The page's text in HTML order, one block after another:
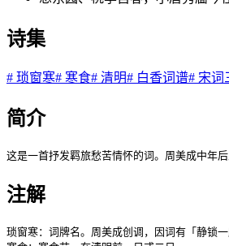
诗集
# 琐窗寒# 寒食# 清明# 白香词谱# 宋词
简介
这是一首抒发羁旅愁苦情怀的词。周美成中年
注解
琐窗寒：词牌名。周美成创调，因词有「静锁